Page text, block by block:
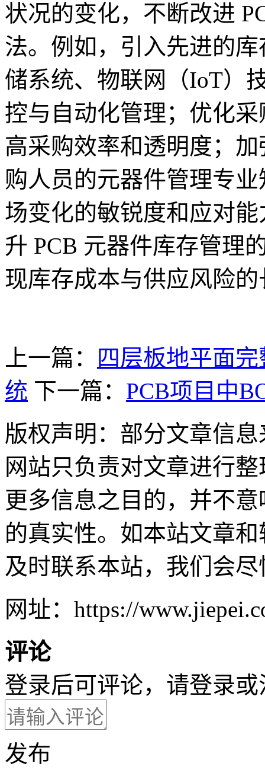
状况的变化，不断改进
法。例如，引入先进的
储系统、物联网（IoT）
控与自动化管理；优化
高采购效率和透明度；
购人员的元器件管理专
场变化的敏锐度和应对
升 PCB 元器件库存管理
现库存成本与供应风险
上一篇：
四层板地平面
统 下一篇： PCB项目中
版权声明：部分文章信
网站只负责对文章进行
更多信息之目的，并不
的真实性。如本站文章
及时联系本站，我们会
网址：https://
评论
登录后可评论，请登录或
发布